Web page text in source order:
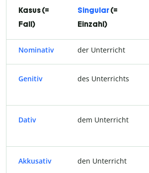
Kasus (=
Fall)
Singular(=
Einzahl)
Nominativ der Unterricht
Genitiv des Unterrichts
Dativ dem Unterricht
Akkusativ den Unterricht